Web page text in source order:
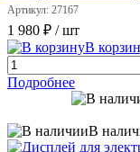
Артикул: 27167
1 980 ₽ / шт
В
Подробнее
В